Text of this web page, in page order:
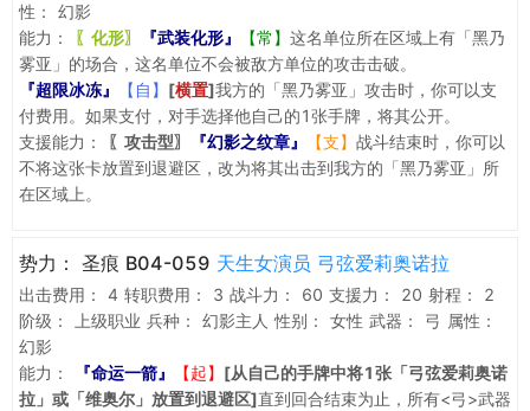
性：
幻影
能力：
〖化形〗 『武装化形』 【常】 这名单位所在区域上有「黑乃
雾亚」的场合，这名单位不会被敌方单位的攻击击破。
『超限冰冻』
【自】 [横置]我方的「黑乃雾亚」攻击时，你可以支
付费用。如果支付，对手选择他自己的1张手牌，将其公开。
支援能力：
〖攻击型〗 『幻影之纹章』 【支】 战斗结束时，你可以
不将这张卡放置到退避区，改为将其出击到我方的「黑乃雾亚」所
在区域上。
势力： 圣痕 B04-059 天生女演员 弓弦爱莉奥诺拉
出击费用： 4 转职费用： 3 战斗力： 60 支援力： 20 射程：
2
阶级：
上级职业 兵种： 幻影主人 性别： 女性 武器： 弓 属性：
幻影
能力：
『命运一箭』 【起】 [从自己的手牌中将1张「弓弦爱莉奥诺
拉」或「维奥尔」放置到退避区]直到回合结束为止，所有<弓>武器